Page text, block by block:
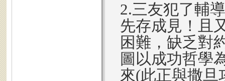
2.三友犯了輔
先存成見！且
困難，缺乏對
圖以成功哲學
來(此正與撒旦